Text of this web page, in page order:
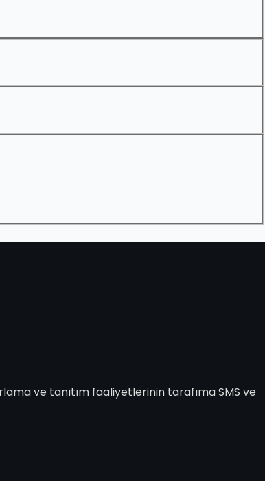
ve tanıtım faaliyetlerinin tarafıma SMS ve